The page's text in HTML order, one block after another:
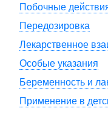
Побочные
Передозировка
Лекарственное
Особые указания
Беременность и
Применение в